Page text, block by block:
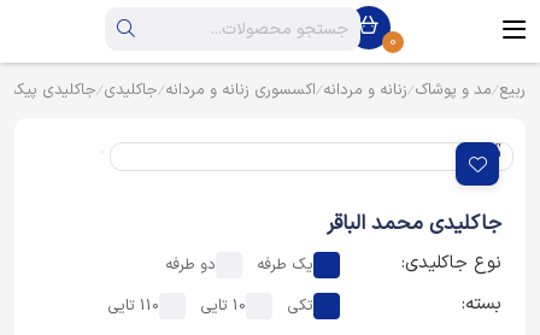
0
ربیع مد و پوشاک زنانه و مردانه اکسسوری زنانه و مردانه جاکلیدی جاکلیدی
جاکلیدی محمد الباقر
نوع جاکلیدی: یک طرفه دو طرفه
بسته: تکی 10 تایی 110 تایی